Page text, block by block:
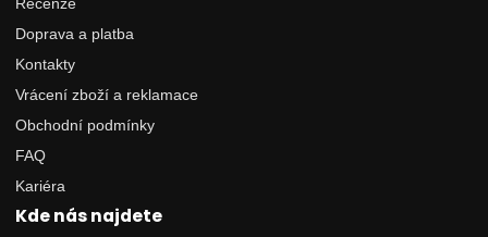
Doprava a platba
Kontakty
Vrácení zboží a reklamace
Obchodní podmínky
FAQ
Kariéra
Kde nás najdete